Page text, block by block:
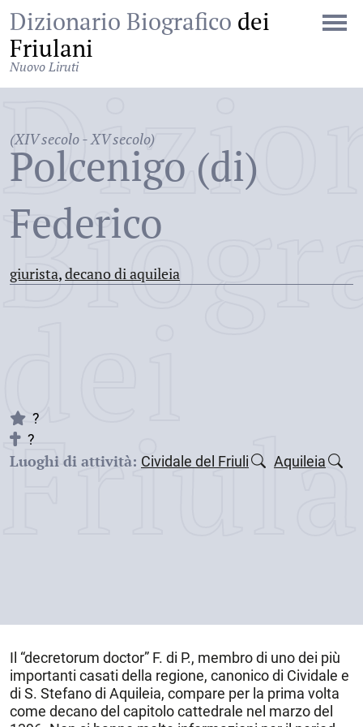
Dizionario Biografico dei
Friulani
Nuovo Liruti
(XIV secolo - XV secolo)
Polcenigo (di)
Federico
giurista,decano di aquileia
dei
?
?
Luoghi di attività: Cividale del Friuli Aquileia
Il “decretorum doctor” F. di P., membro di uno dei più
importanti casati della regione, canonico di Cividale e
di S. Stefano di Aquileia, compare per la prima volta
come decano del capitolo cattedrale nel marzo del